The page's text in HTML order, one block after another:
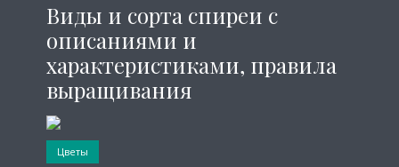
Виды и сорта спиреи с
описаниями и
характеристиками, правила
выращивания
Цветы